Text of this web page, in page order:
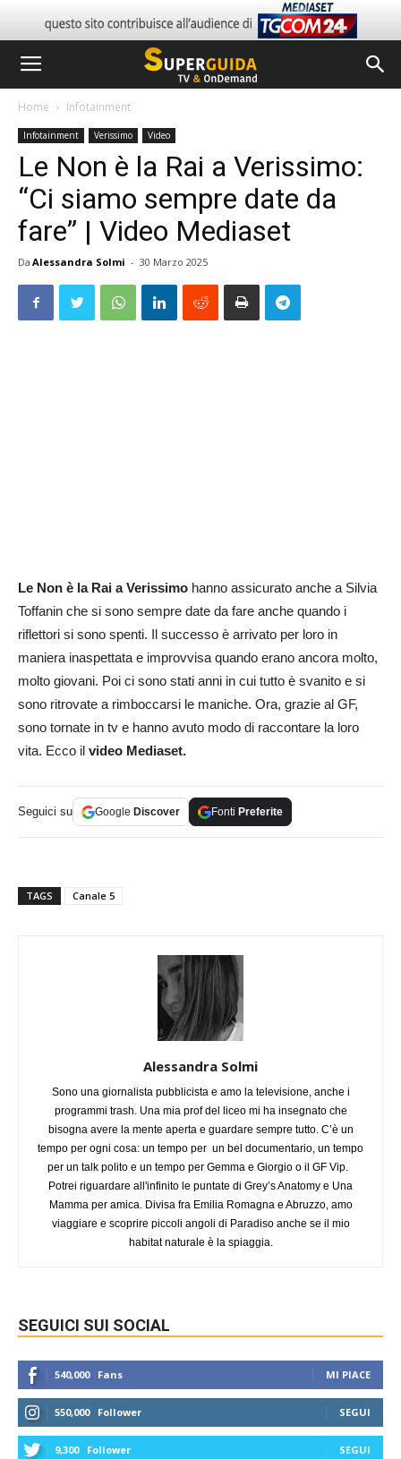
Home Infotainment
Infotainment Verissimo Video
Le Non è la Rai a Verissimo:
“Ci siamo sempre date da
fare” | Video Mediaset
Da Alessandra Solmi - 30 Marzo 2025
Le Non è la Rai a Verissimo hanno assicurato anche a Silvia
Toffanin che si sono sempre date da fare anche quando i
riflettori si sono spenti. Il successo è arrivato per loro in
maniera inaspettata e improvvisa quando erano ancora molto,
molto giovani. Poi ci sono stati anni in cui tutto è svanito e si
sono ritrovate a rimboccarsi le maniche. Ora, grazie al GF,
sono tornate in tv e hanno avuto modo di raccontare la loro
vita. Ecco il video Mediaset.
Seguici su Google Discover Fonti Preferite
TAGS Canale 5
Alessandra Solmi
Sono una giornalista pubblicista e amo la televisione, anche i
programmi trash. Una mia prof del liceo mi ha insegnato che
bisogna avere la mente aperta e guardare sempre tutto. C’è un
tempo per ogni cosa: un tempo per un bel documentario, un tempo
per un talk polito e un tempo per Gemma e Giorgio o il GF Vip.
Potrei riguardare all'infinito le puntate di Grey’s Anatomy e Una
Mamma per amica. Divisa fra Emilia Romagna e Abruzzo, amo
viaggiare e scoprire piccoli angoli di Paradiso anche se il mio
habitat naturale è la spiaggia.
SEGUICI SUI SOCIAL
540,000 Fans MI PIACE
550,000 Follower SEGUI
9,300 Follower SEGUI